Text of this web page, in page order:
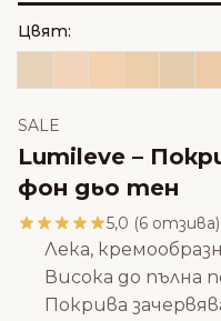
SALE
Lumileve –
фон дьо тен
5,0 (6 отзива)
Лека,
Висока до пълна
Покрива
Цвят: